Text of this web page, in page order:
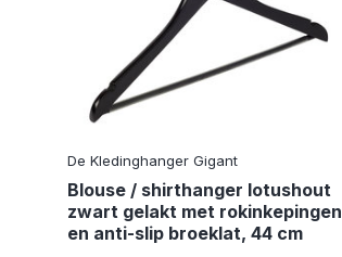
De Kledinghanger Gigant
Blouse / shirthanger lotushout
zwart gelakt met rokinkepingen
en anti-slip broeklat, 44 cm